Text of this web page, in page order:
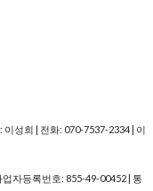
성희 | 전화: 070-7537-2334 | 이
업자등록번호: 855-49-00452 | 통